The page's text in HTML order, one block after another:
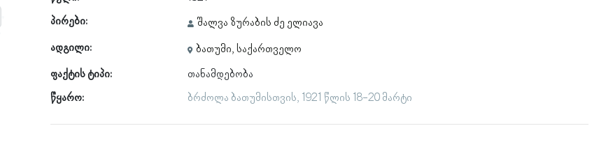
პირები:
შალვა ზურაბის ძე ელიავა
ადგილი:
ბათუმი, საქართველო
ფაქტის ტიპი:
თანამდებობა
წყარო:
ბრძოლა ბათუმისთვის, 1921 წლის 18-20 მარტი